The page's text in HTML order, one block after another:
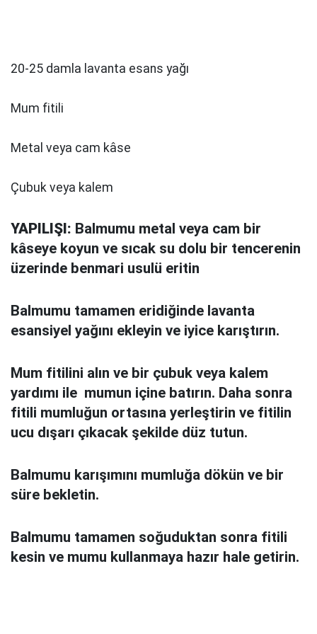
20-25 damla lavanta esans yağı
Mum fitili
Metal veya cam kâse
Çubuk veya kalem
YAPILIŞI: Balmumu metal veya cam bir
kâseye koyun ve sıcak su dolu bir tencerenin
üzerinde benmari usulü eritin
Balmumu tamamen eridiğinde lavanta
esansiyel yağını ekleyin ve iyice karıştırın.
Mum fitilini alın ve bir çubuk veya kalem
yardımı ile mumun içine batırın. Daha sonra
fitili mumluğun ortasına yerleştirin ve fitilin
ucu dışarı çıkacak şekilde düz tutun.
Balmumu karışımını mumluğa dökün ve bir
süre bekletin.
Balmumu tamamen soğuduktan sonra fitili
kesin ve mumu kullanmaya hazır hale getirin.